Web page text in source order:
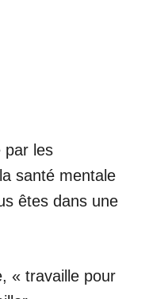
par les
santé mentale
êtes dans une
« travaille pour